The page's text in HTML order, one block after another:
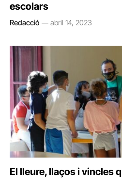
escolars
Redacció abril 14, 2023
El lleure, llaços i vincles